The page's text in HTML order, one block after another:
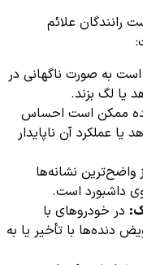
رانندگان علائم
به صورت ناگهانی در
یا لگ بزند.
ممکن است احساس
عملکرد آن ناپایدار
واضح‌ترین نشانه‌ها
داشبورد است.
در خودروهای با
دنده‌ها با تأخیر یا به